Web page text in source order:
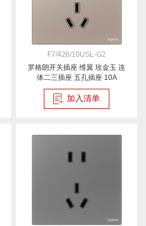
F7/426/10USL-G2
罗格朗开关插座 维翼 玫金玉 连
体二三插座 五孔插座 10A
加入清单